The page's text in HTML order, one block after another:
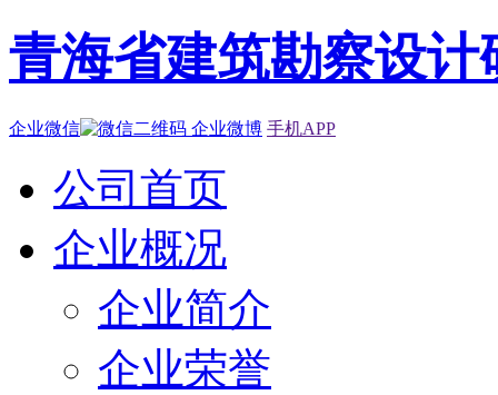
青海省建筑勘察设
企业微信 企业微博 手机APP
公司首页
企业概况
企业简介
企业荣誉